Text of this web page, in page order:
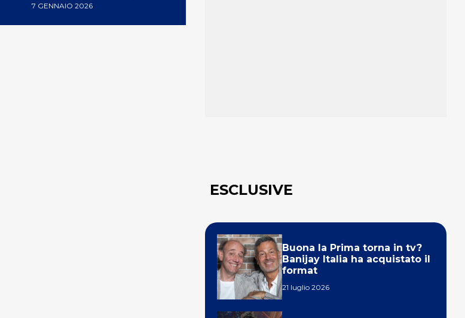
7 GENNAIO 2026
ESCLUSIVE
Buona la Prima torna in tv?
Banijay Italia ha acquistato il
format
21 luglio 2026